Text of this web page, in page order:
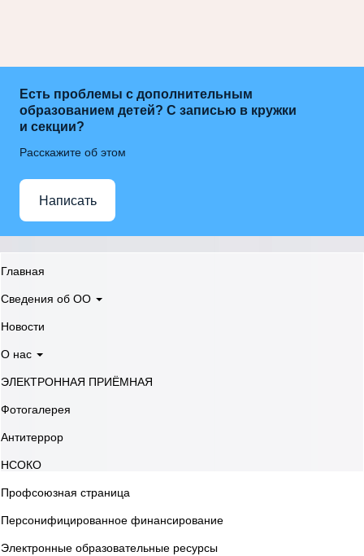
Есть проблемы с дополнительным
образованием детей? С записью в кружки
и секции?
Расскажите об этом
Написать
Главная
Сведения об ОО
Новости
О нас
ЭЛЕКТРОННАЯ ПРИЁМНАЯ
Фотогалерея
Антитеррор
НСОКО
Профсоюзная страница
Персонифицированное финансирование
Электронные образовательные ресурсы